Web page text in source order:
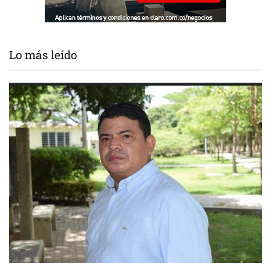
Lo más leído